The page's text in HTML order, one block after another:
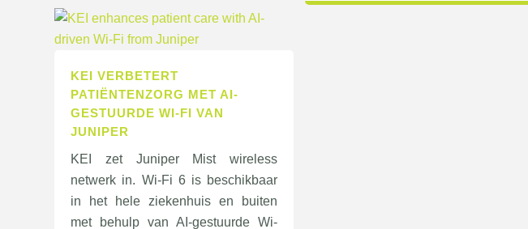
KEI VERBETERT
PATIËNTENZORG MET AI-
GESTUURDE WI-FI VAN
JUNIPER
KEI zet Juniper Mist wireless
netwerk in. Wi-Fi 6 is beschikbaar
in het hele ziekenhuis en buiten
met behulp van AI-gestuurde Wi-